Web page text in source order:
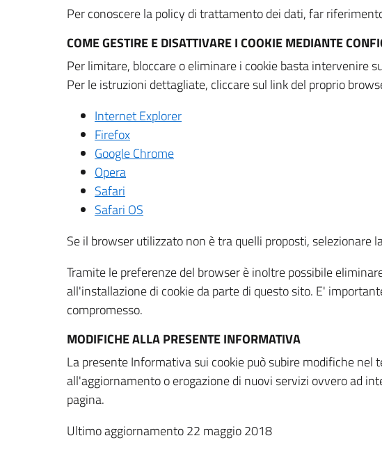
Per conoscere la policy di trattamento dei dati, far
COME GESTIRE E DISATTIVARE I COOKIE MEDIANTE
Per limitare, bloccare o eliminare i cookie basta intervenire
Per le istruzioni dettagliate, cliccare sul link del proprio
Internet Explorer
Firefox
Google Chrome
Opera
Safari
Safari OS
Se il browser utilizzato non è tra quelli proposti,
Tramite le preferenze del browser è inoltre possibile
all'installazione di cookie da parte di questo sito. E'
compromesso.
MODIFICHE ALLA PRESENTE INFORMATIVA
La presente Informativa sui cookie può subire modifiche
all'aggiornamento o erogazione di nuovi servizi ovvero ad
pagina.
Ultimo aggiornamento 22 maggio 2018